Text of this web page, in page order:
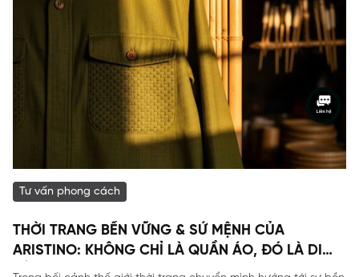
Tư vấn phong cách
THỜI TRANG BỀN VỮNG & SỨ MỆNH CỦA
ARISTINO: KHÔNG CHỈ LÀ QUẦN ÁO, ĐÓ LÀ DI
SẢN